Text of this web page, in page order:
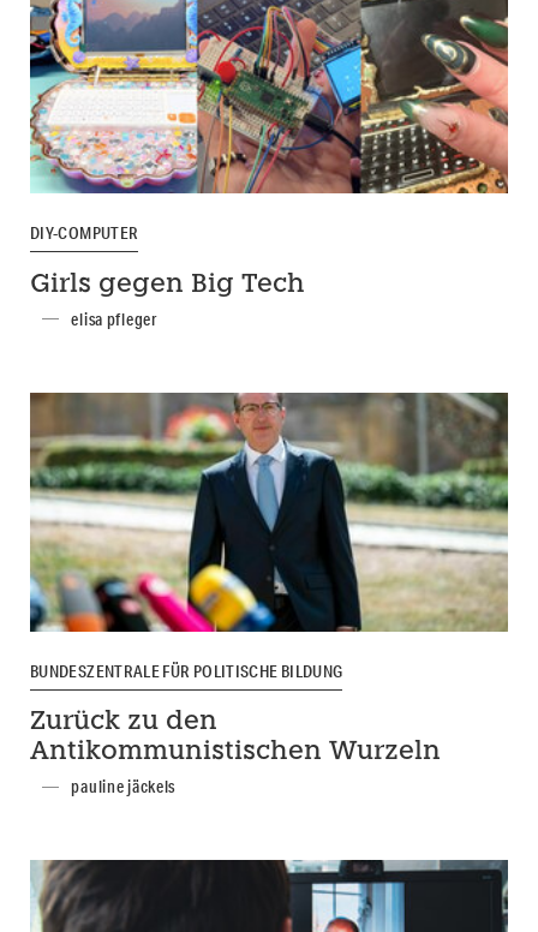
DIY-COMPUTER
Girls gegen Big Tech
elisa pfleger
BUNDESZENTRALE FÜR POLITISCHE BILDUNG
Zurück zu den
Antikommunistischen Wurzeln
pauline jäckels